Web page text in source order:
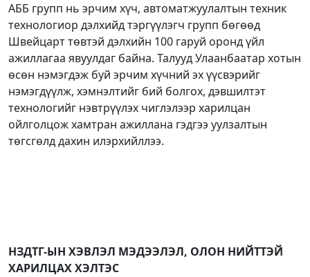
АББ групп нь эрчим хүч, автоматжуулалтын техник
технологиор дэлхийд тэргүүлэгч групп бөгөөд
Швейцарт төвтэй дэлхийн 100 гаруй оронд үйл
ажиллагаа явуулдаг байна. Талууд Улаанбаатар хотын
өсөн нэмэгдэж буй эрчим хүчний эх үүсвэрийг
нэмэгдүүлж, хэмнэлтийг бий болгох, дэвшилтэт
технологийг нэвтрүүлэх чиглэлээр харилцан
ойлголцож хамтран ажиллана гэдгээ уулзалтын
төгсгөлд дахин илэрхийллээ.
НЗДТГ-ЫН ХЭВЛЭЛ МЭДЭЭЛЭЛ, ОЛОН НИЙТТЭЙ
ХАРИЛЦАХ ХЭЛТЭС